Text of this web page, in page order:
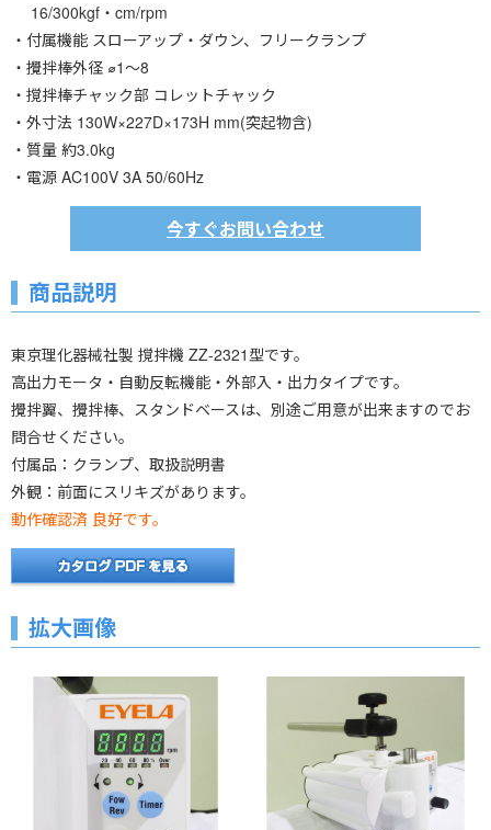
16/300kgf・cm/rpm
・付属機能 スローアップ・ダウン、フリークランプ
・攪拌棒外径 ⌀1～8
・撹拌棒チャック部 コレットチャック
・外寸法 130W×227D×173H mm(突起物含)
・質量 約3.0kg
・電源 AC100V 3A 50/60Hz
今すぐお問い合わせ
商品説明
東京理化器械社製 撹拌機 ZZ-2321型です。
高出力モータ・自動反転機能・外部入・出力タイプです。
攪拌翼、攪拌棒、スタンドベースは、別途ご用意が出来ますのでお
問合せください。
付属品：クランプ、取扱説明書
外観：前面にスリキズがあります。
動作確認済 良好です。
拡大画像